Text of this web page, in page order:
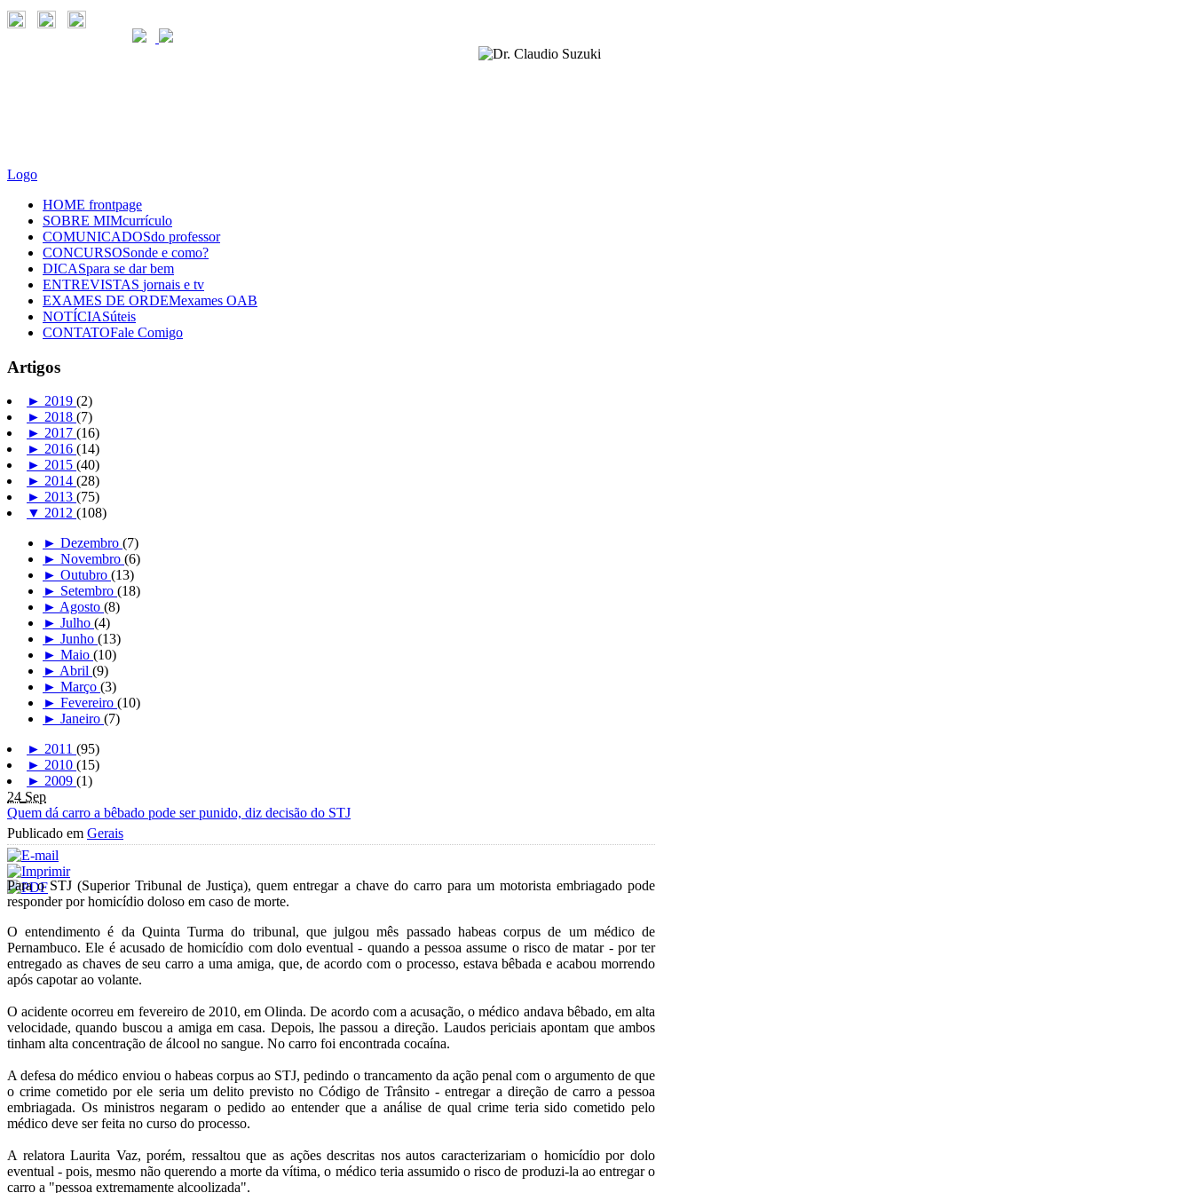
Logo
HOME frontpage
SOBRE MIMcurrículo
COMUNICADOSdo professor
CONCURSOSonde e como?
DICASpara se dar bem
ENTREVISTAS jornais e tv
EXAMES DE ORDEMexames OAB
NOTÍCIASúteis
CONTATOFale Comigo
Artigos
► 2019 (2)
► 2018 (7)
► 2017 (16)
► 2016 (14)
► 2015 (40)
► 2014 (28)
► 2013 (75)
▼ 2012 (108)
► Dezembro (7)
► Novembro (6)
► Outubro (13)
► Setembro (18)
► Agosto (8)
► Julho (4)
► Junho (13)
► Maio (10)
► Abril (9)
► Março (3)
► Fevereiro (10)
► Janeiro (7)
► 2011 (95)
► 2010 (15)
► 2009 (1)
24 Sep
Quem dá carro a bêbado pode ser punido, diz decisão do STJ
Publicado em Gerais
Para o STJ (Superior Tribunal de Justiça), quem entregar a chave do carro para um motorista embriagado pode
responder por homicídio doloso em caso de morte.
O entendimento é da Quinta Turma do tribunal, que julgou mês passado habeas corpus de um médico de
Pernambuco. Ele é acusado de homicídio com dolo eventual - quando a pessoa assume o risco de matar - por ter
entregado as chaves de seu carro a uma amiga, que, de acordo com o processo, estava bêbada e acabou morrendo
após capotar ao volante.
O acidente ocorreu em fevereiro de 2010, em Olinda. De acordo com a acusação, o médico andava bêbado, em alta
velocidade, quando buscou a amiga em casa. Depois, lhe passou a direção. Laudos periciais apontam que ambos
tinham alta concentração de álcool no sangue. No carro foi encontrada cocaína.
A defesa do médico enviou o habeas corpus ao STJ, pedindo o trancamento da ação penal com o argumento de que
o crime cometido por ele seria um delito previsto no Código de Trânsito - entregar a direção de carro a pessoa
embriagada. Os ministros negaram o pedido ao entender que a análise de qual crime teria sido cometido pelo
médico deve ser feita no curso do processo.
A relatora Laurita Vaz, porém, ressaltou que as ações descritas nos autos caracterizariam o homicídio por dolo
eventual - pois, mesmo não querendo a morte da vítima, o médico teria assumido o risco de produzi-la ao entregar o
carro a "pessoa extremamente alcoolizada".